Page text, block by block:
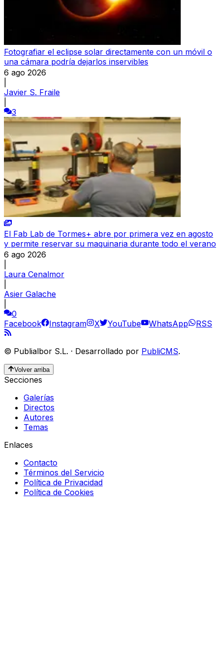
Fotografiar el eclipse solar directamente con un móvil o
una cámara podría dejarlos inservibles
6 ago 2026
Javier S. Fraile
3
El Fab Lab de Tormes+ abre por primera vez en agosto
y permite reservar su maquinaria durante todo el verano
6 ago 2026
Laura Cenalmor
Asier Galache
0
Facebook
Instagram X YouTube WhatsApp RSS
© Publialbor S.L. · Desarrollado por PubliCMS.
Volver arriba
Secciones
Galerías
Directos
Autores
Temas
Enlaces
Contacto
Términos del Servicio
Política de Privacidad
Política de Cookies